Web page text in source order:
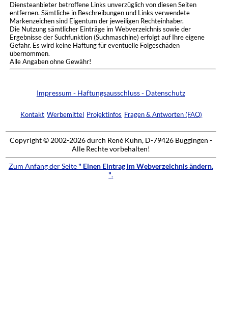
Diensteanbieter betroffene Links unverzüglich von diesen Seiten
entfernen. Sämtliche in Beschreibungen und Links verwendete
Markenzeichen sind Eigentum der jeweiligen Rechteinhaber.
Die Nutzung sämtlicher Einträge im Webverzeichnis sowie der
Ergebnisse der Suchfunktion (Suchmaschine) erfolgt auf Ihre eigene
Gefahr. Es wird keine Haftung für eventuelle Folgeschäden
übernommen.
Alle Angaben ohne Gewähr!
Impressum - Haftungsausschluss - Datenschutz
Kontakt Werbemittel Projektinfos Fragen & Antworten (FAQ)
Copyright © 2002-2026 durch René Kühn, D-79426 Buggingen -
Alle Rechte vorbehalten!
Zum Anfang der Seite " Einen Eintrag im Webverzeichnis ändern.
".